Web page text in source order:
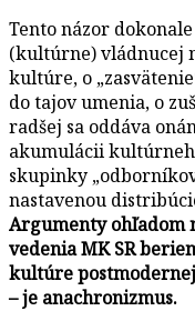
Tento názor
(kultúrne) vládnucej
kultúre, o
do tajov umenia, o
radšej sa oddáva
akumulácii
skupinky
nastavenou
Argumenty ohľadom
vedenia MK SR
kultúre
– je anachronizmus.